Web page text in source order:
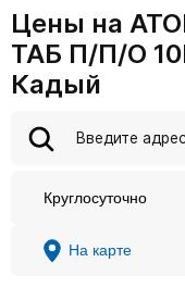
Цены на
ТАБ П/П/О
Кадый
Круглосуточно
На карте